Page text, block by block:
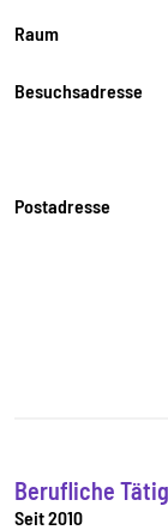
Raum
Besuchsadresse
Postadresse
Berufliche
Seit 2010